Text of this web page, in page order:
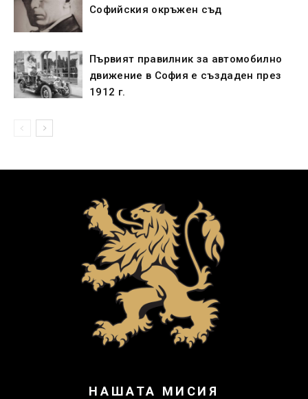
Софийския окръжен съд
Първият правилник за автомобилно
движение в София е създаден през
1912 г.
НАШАТА МИСИЯ